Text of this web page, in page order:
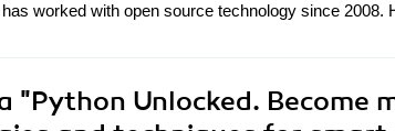
worked with open source technology since
"Python Unlocked.